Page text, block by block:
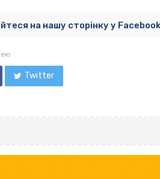
на нашу сторінку у Facebook
Twitter